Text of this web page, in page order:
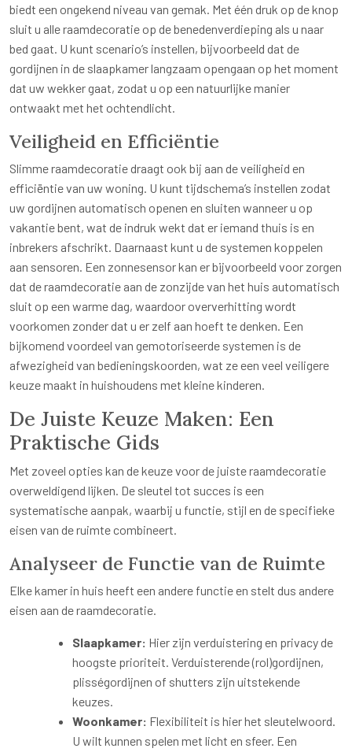
biedt een ongekend niveau van gemak. Met één druk op de knop
sluit u alle raamdecoratie op de benedenverdieping als u naar
bed gaat. U kunt scenario’s instellen, bijvoorbeeld dat de
gordijnen in de slaapkamer langzaam opengaan op het moment
dat uw wekker gaat, zodat u op een natuurlijke manier
ontwaakt met het ochtendlicht.
Veiligheid en Efficiëntie
Slimme raamdecoratie draagt ook bij aan de veiligheid en
efficiëntie van uw woning. U kunt tijdschema’s instellen zodat
uw gordijnen automatisch openen en sluiten wanneer u op
vakantie bent, wat de indruk wekt dat er iemand thuis is en
inbrekers afschrikt. Daarnaast kunt u de systemen koppelen
aan sensoren. Een zonnesensor kan er bijvoorbeeld voor zorgen
dat de raamdecoratie aan de zonzijde van het huis automatisch
sluit op een warme dag, waardoor oververhitting wordt
voorkomen zonder dat u er zelf aan hoeft te denken. Een
bijkomend voordeel van gemotoriseerde systemen is de
afwezigheid van bedieningskoorden, wat ze een veel veiligere
keuze maakt in huishoudens met kleine kinderen.
De Juiste Keuze Maken: Een
Praktische Gids
Met zoveel opties kan de keuze voor de juiste raamdecoratie
overweldigend lijken. De sleutel tot succes is een
systematische aanpak, waarbij u functie, stijl en de specifieke
eisen van de ruimte combineert.
Analyseer de Functie van de Ruimte
Elke kamer in huis heeft een andere functie en stelt dus andere
eisen aan de raamdecoratie.
Slaapkamer: Hier zijn verduistering en privacy de
hoogste prioriteit. Verduisterende (rol)gordijnen,
plisségordijnen of shutters zijn uitstekende
keuzes.
Woonkamer: Flexibiliteit is hier het sleutelwoord.
U wilt kunnen spelen met licht en sfeer. Een